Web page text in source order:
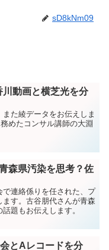
sD8kNm09
動画と横芝光を分
た綾データをお伝えしま
めたコンサル講師の大淵
森県汚染を思考？佐
連絡係りを任された、プ
す。古谷朋代さんが青森
題もお伝えします。
とAレコードを分